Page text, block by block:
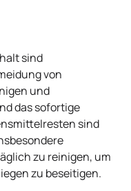
sind
von
und
das sofortige
sind
zu reinigen, um
zu beseitigen.